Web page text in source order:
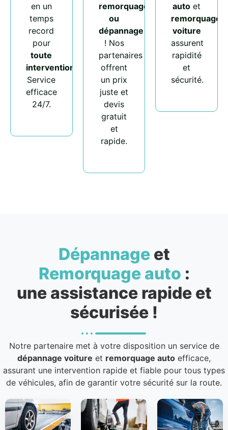
en un
temps
record
pour
toute
intervention
Service
efficace
24/7.
remorquage
ou
dépannage
! Nos
partenaires
offrent
un prix
juste et
devis
gratuit
et
rapide.
auto et
remorquage
voiture
assurent
rapidité
et
sécurité.
Dépannageet
Remorquage auto :
une assistance rapide et
sécurisée !
Notre partenaire met à votre disposition un service de
dépannage voiture et remorquage auto efficace,
assurant une intervention rapide et fiable pour tous types
de véhicules, afin de garantir votre sécurité sur la route.